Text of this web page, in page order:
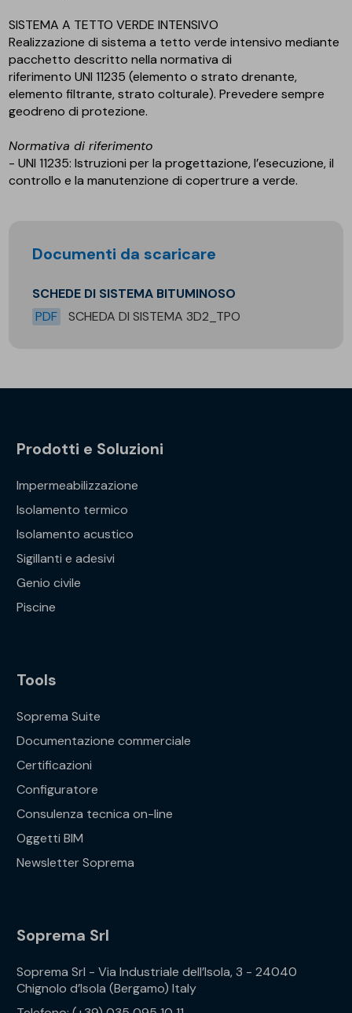
SISTEMA A TETTO VERDE INTENSIVO
Realizzazione di sistema a tetto verde intensivo mediante
pacchetto descritto nella normativa di
riferimento UNI 11235 (elemento o strato drenante,
elemento filtrante, strato colturale). Prevedere sempre
geodreno di protezione.
Normativa di riferimento
- UNI 11235: Istruzioni per la progettazione, l’esecuzione, il
controllo e la manutenzione di copertrure a verde.
Documenti da scaricare
SCHEDE DI SISTEMA BITUMINOSO
PDF
SCHEDA DI SISTEMA 3D2_TPO
Prodotti e Soluzioni
Impermeabilizzazione
Isolamento termico
Isolamento acustico
Sigillanti e adesivi
Genio civile
Piscine
Tools
Soprema Suite
Documentazione commerciale
Certificazioni
Configuratore
Consulenza tecnica on-line
Oggetti BIM
Newsletter Soprema
Soprema Srl
Soprema Srl - Via Industriale dell’Isola, 3 - 24040
Chignolo d’Isola (Bergamo) Italy